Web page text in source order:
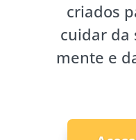
criados
cuidar da
mente e